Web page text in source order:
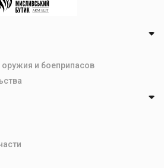
и боеприпасов